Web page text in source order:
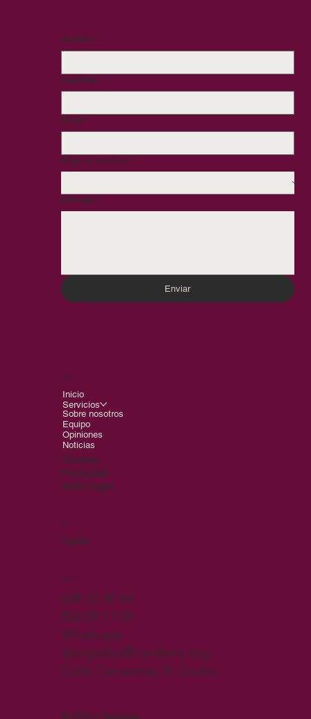
Nombre *
Apellidos *
Email *
Elige un servicio *
Mensaje *
Enviar
Menu
Inicio
Servicios
Sobre nosotros
Equipo
Opiniones
Noticias
Aviso Legal
Privacidad
Cookies
Sede
Ceuta
Contacto
639 32 50 64
856 09 11 00
Whatsapp
abogados@cerdeira.org
Calle Cervantes, 8. Ceuta
© 2025 Clemente